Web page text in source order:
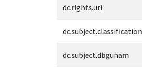
dc.rights.uri
dc.subject.classification
dc.subject.dbgunam